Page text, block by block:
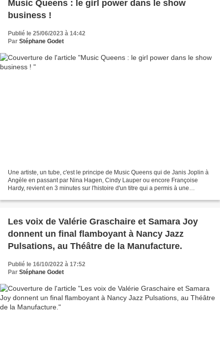
Music Queens : le girl power dans le show
business !
Publié le 25/06/2023 à 14:42
Par Stéphane Godet
Une artiste, un tube, c'est le principe de Music Queens qui de Janis Joplin à
Angèle en passant par Nina Hagen, Cindy Lauper ou encore Françoise
Hardy, revient en 3 minutes sur l'histoire d'un titre qui a permis à une
Les voix de Valérie Graschaire et Samara Joy
donnent un final flamboyant à Nancy Jazz
Pulsations, au Théâtre de la Manufacture.
Publié le 16/10/2022 à 17:52
Par Stéphane Godet